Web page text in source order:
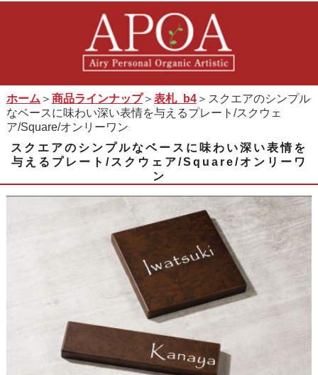
ホーム ＞ 商品ラインナップ＞ 表札_b4＞スクエアのシンプル
なベースに味わい深い表情を与えるプレート/スクウェ
ア/Square/オンリーワン
スクエアのシンプルなベースに味わい深い表情を
与えるプレート/スクウェア/Square/オンリーワ
ン